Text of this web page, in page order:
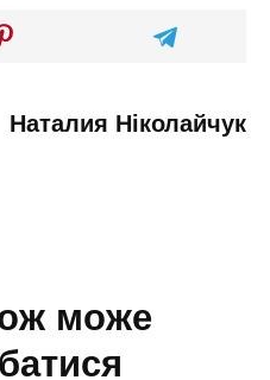
Наталия Ніколайчук
може